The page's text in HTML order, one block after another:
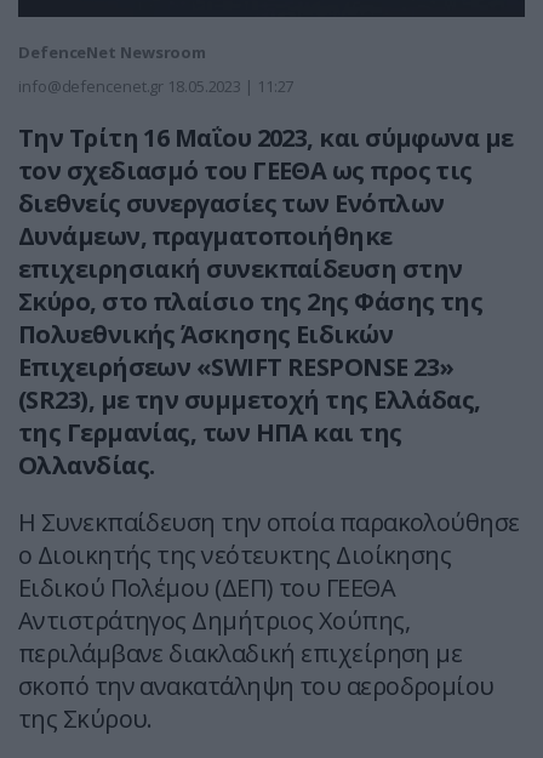
DefenceNet Newsroom
info@defencenet.gr 18.05.2023 | 11:27
Την Τρίτη 16 Μαΐου 2023, και σύμφωνα με
τον σχεδιασμό του ΓΕΕΘΑ ως προς τις
διεθνείς συνεργασίες των Ενόπλων
Δυνάμεων, πραγματοποιήθηκε
επιχειρησιακή συνεκπαίδευση στην
Σκύρο, στο πλαίσιο της 2ης Φάσης της
Πολυεθνικής Άσκησης Ειδικών
Επιχειρήσεων «SWIFT RESPONSE 23»
(SR23), με την συμμετοχή της Ελλάδας,
της Γερμανίας, των ΗΠΑ και της
Ολλανδίας.
Η Συνεκπαίδευση την οποία παρακολούθησε
ο Διοικητής της νεότευκτης Διοίκησης
Ειδικού Πολέμου (ΔΕΠ) του ΓΕΕΘΑ
Αντιστράτηγος Δημήτριος Χούπης,
περιλάμβανε διακλαδική επιχείρηση με
σκοπό την ανακατάληψη του αεροδρομίου
της Σκύρου.